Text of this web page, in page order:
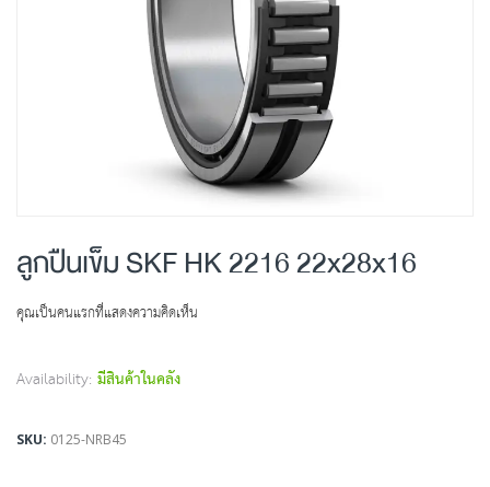
to
the
ลูกปืนเข็ม SKF HK 2216 22x28x16
คุณเป็นคนแรกที่แสดงความคิดเห็น
Availability: มีสินค้าในคลัง
SKU 0125-NRB45